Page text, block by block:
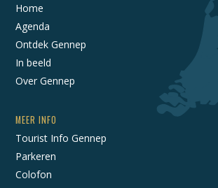
Home
Agenda
Ontdek Gennep
In beeld
Over Gennep
MEER INFO
Tourist Info Gennep
Parkeren
Colofon